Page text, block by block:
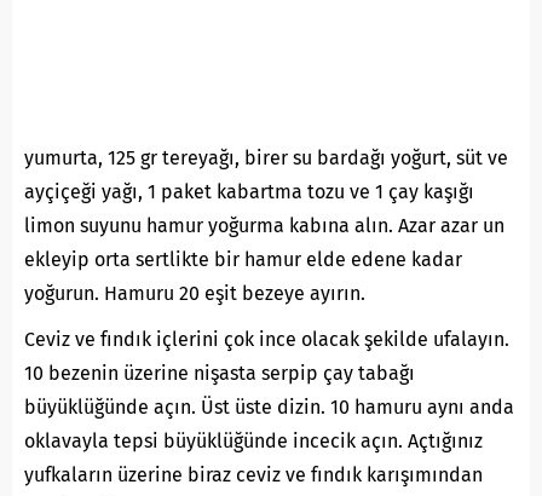
yumurta, 125 gr tereyağı, birer su bardağı yoğurt, süt ve
ayçiçeği yağı, 1 paket kabartma tozu ve 1 çay kaşığı
limon suyunu hamur yoğurma kabına alın. Azar azar un
ekleyip orta sertlikte bir hamur elde edene kadar
yoğurun. Hamuru 20 eşit bezeye ayırın.
Ceviz ve fındık içlerini çok ince olacak şekilde ufalayın.
10 bezenin üzerine nişasta serpip çay tabağı
büyüklüğünde açın. Üst üste dizin. 10 hamuru aynı anda
oklavayla tepsi büyüklüğünde incecik açın. Açtığınız
yufkaların üzerine biraz ceviz ve fındık karışımından